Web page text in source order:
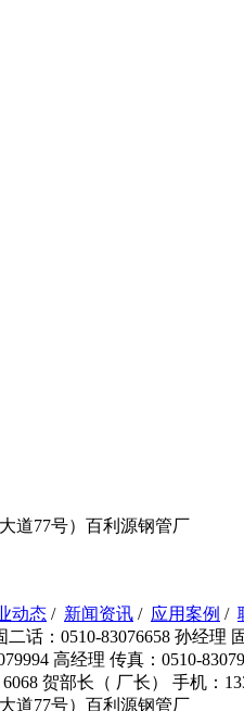
道77号）百利源钢管厂
动态 / 新闻资讯 / 应用案例 /
话：0510-83076658 孙经理
高经理 传真：0510-
贺部长（ 厂长） 手机：
道77号）百利源钢管厂